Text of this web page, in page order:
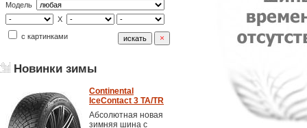
Модель
X
с картинками
Новинки зимы
Continental
IceContact 3 TA/TR
Абсолютная новая
зимняя шина с